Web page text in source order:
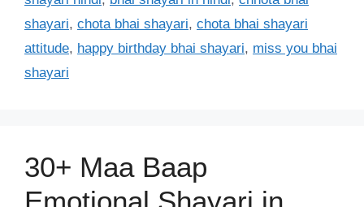
shayari, chota bhai shayari, chota bhai shayari
attitude, happy birthday bhai shayari, miss you bhai
shayari
30+ Maa Baap